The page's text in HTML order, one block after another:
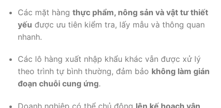
Các mặt hàng thực phẩm, nông sản và vật tư thiết
yếu được ưu tiên kiểm tra, lấy mẫu và thông quan
nhanh.
Các lô hàng xuất nhập khẩu khác vẫn được xử lý
theo trình tự bình thường, đảm bảo không làm gián
đoạn chuỗi cung ứng.